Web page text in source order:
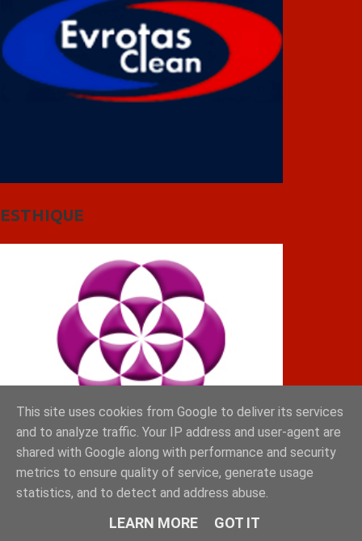
ESTHIQUE
This site uses cookies from Google to deliver its services
and to analyze traffic. Your IP address and user-agent are
shared with Google along with performance and security
metrics to ensure quality of service, generate usage
statistics, and to detect and address abuse.
LEARN MORE GOT IT